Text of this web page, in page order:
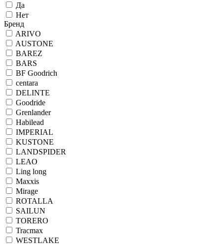
Да
Нет
Бренд
ARIVO
AUSTONE
BAREZ
BARS
BF Goodrich
centara
DELINTE
Goodride
Grenlander
Habilead
IMPERIAL
KUSTONE
LANDSPIDER
LEAO
Ling long
Maxxis
Mirage
ROTALLA
SAILUN
TORERO
Tracmax
WESTLAKE